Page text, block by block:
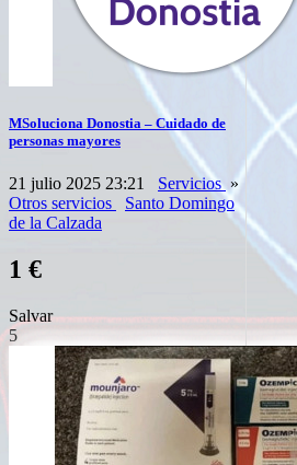
MSoluciona Donostia – Cuidado de
personas mayores
21 julio 2025 23:21 Servicios »
Otros servicios
Santo Domingo
de la Calzada
1 €
Salvar
5